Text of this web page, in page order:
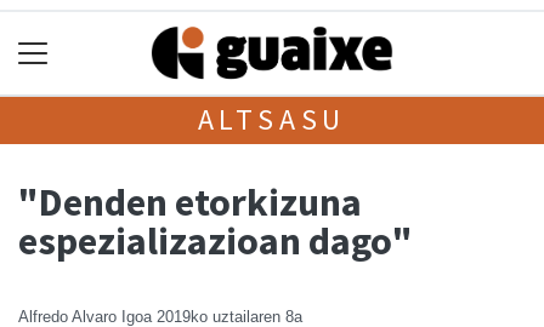
ALTSASU
"Denden etorkizuna
espezializazioan dago"
Alfredo Alvaro Igoa 2019ko uztailaren 8a